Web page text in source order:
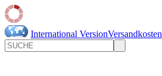
International VersionVersandkosten